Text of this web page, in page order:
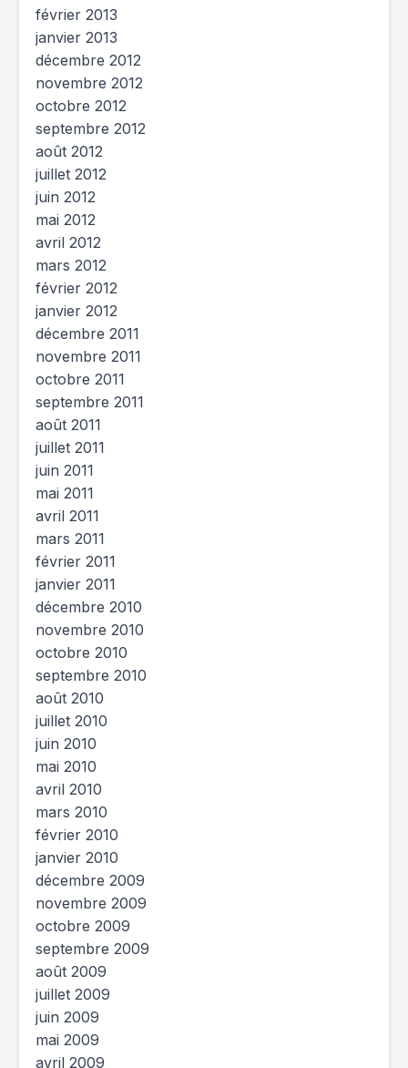
février 2013
janvier 2013
décembre 2012
novembre 2012
octobre 2012
septembre 2012
août 2012
juillet 2012
juin 2012
mai 2012
avril 2012
mars 2012
février 2012
janvier 2012
décembre 2011
novembre 2011
octobre 2011
septembre 2011
août 2011
juillet 2011
juin 2011
mai 2011
avril 2011
mars 2011
février 2011
janvier 2011
décembre 2010
novembre 2010
octobre 2010
septembre 2010
août 2010
juillet 2010
juin 2010
mai 2010
avril 2010
mars 2010
février 2010
janvier 2010
décembre 2009
novembre 2009
octobre 2009
septembre 2009
août 2009
juillet 2009
juin 2009
mai 2009
avril 2009